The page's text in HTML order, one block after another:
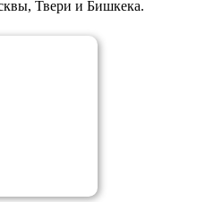
Твери и Бишкека.